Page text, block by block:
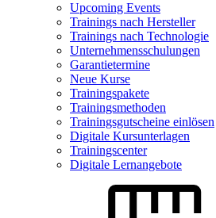
Upcoming Events
Trainings nach Hersteller
Trainings nach Technologie
Unternehmensschulungen
Garantietermine
Neue Kurse
Trainingspakete
Trainingsmethoden
Trainingsgutscheine einlösen
Digitale Kursunterlagen
Trainingscenter
Digitale Lernangebote